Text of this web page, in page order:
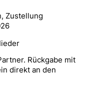
Zustellung
Rückgabe mit
direkt an den